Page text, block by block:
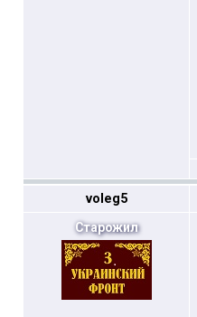
voleg5
Старожил